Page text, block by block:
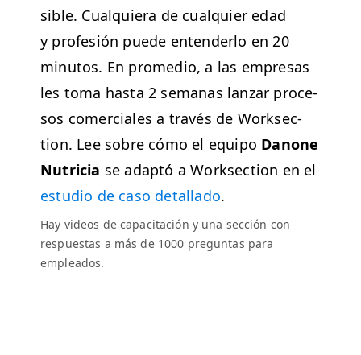
si­ble. Cualquiera de cualquier edad
y pro­fe­sión puede enten­der­lo en 20
min­u­tos. En prome­dio, a las empre­sas
les toma has­ta 2 sem­anas lan­zar pro­ce­
sos com­er­ciales a través de Work­sec­
tion. Lee sobre cómo el equipo Danone
Nutri­cia se adap­tó a Work­sec­tion en el
estu­dio de caso detal­la­do.
Hay videos de capac­itación y una sec­ción con
respues­tas a más de 1000 pre­gun­tas para
empleados.